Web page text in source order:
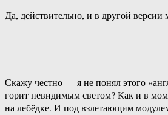
Да, действительно, и в другой
Скажу честно — я не понял этого
горит невидимым светом? Как и в
на лебёдке. И под взлетающим